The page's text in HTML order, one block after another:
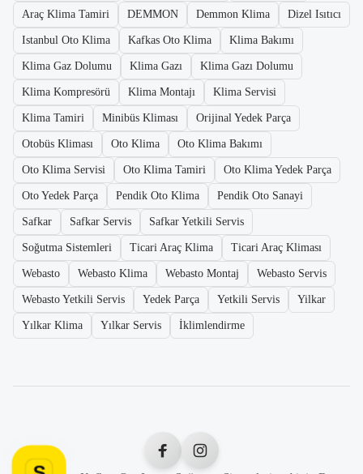
Araç Klima Tamiri DEMMON Demmon Klima Dizel Isıtıcı
Istanbul Oto Klima Kafkas Oto Klima Klima Bakımı
Klima Gaz Dolumu Klima Gazı Klima Gazı Dolumu
Klima Kompresörü Klima Montajı Klima Servisi
Klima Tamiri Minibüs Kliması Orijinal Yedek Parça
Otobüs Kliması Oto Klima Oto Klima Bakımı
Oto Klima Servisi Oto Klima Tamiri Oto Klima Yedek Parça
Oto Yedek Parça Pendik Oto Klima Pendik Oto Sanayi
Safkar Safkar Servis Safkar Yetkili Servis
Soğutma Sistemleri Ticari Araç Klima Ticari Araç Kliması
Webasto Webasto Klima Webasto Montaj Webasto Servis
Webasto Yetkili Servis Yedek Parça Yetkili Servis Yilkar
Yılkar Klima Yılkar Servis İklimlendirme